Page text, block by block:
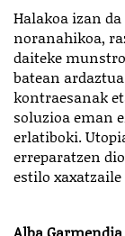
Halakoa izan
noranahikoa,
daiteke
batean
kontraesanak
soluzioa eman
erlatiboki.
erreparatzen
estilo